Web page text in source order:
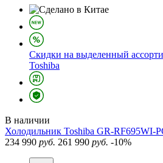
Скидки на выделенный
Toshiba
В наличии
Холодильник Toshiba GR-RF695WI-
234 990 руб. 261 990 руб. -10%